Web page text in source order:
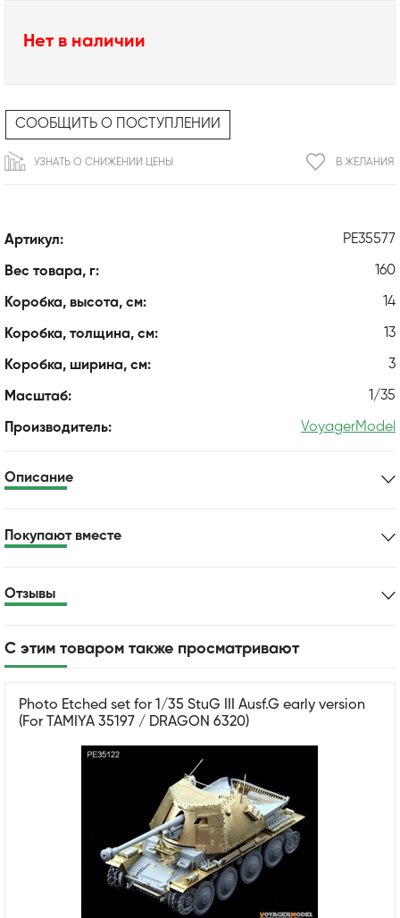
Артикул: PE35577
Вес товара, г: 160
Коробка, высота, см: 14
Коробка, толщина, см: 13
Коробка, ширина, см: 3
Масштаб: 1/35
Производитель: VoyagerModel
Нет в наличии
СООБЩИТЬ О ПОСТУПЛЕНИИ
В ЖЕЛАНИЯ
УЗНАТЬ О СНИЖЕНИИ ЦЕНЫ
Описание
Покупают вместе
Отзывы
С этим товаром также просматривают
Photo Etched set for 1/35 StuG III Ausf.G early version
(For TAMIYA 35197 / DRAGON 6320)